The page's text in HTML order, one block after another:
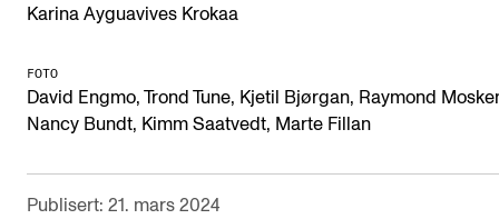
FORSKNING OG UTVIKLINGSARBEID
Om FoU på NMH
Karina Ayguavives Krokaa
FOTO
David Engmo, Trond Tune, Kjetil Bjørgan, Raymond
Nancy Bundt, Kimm Saatvedt, Marte Fillan
Publisert: 21. mars 2024